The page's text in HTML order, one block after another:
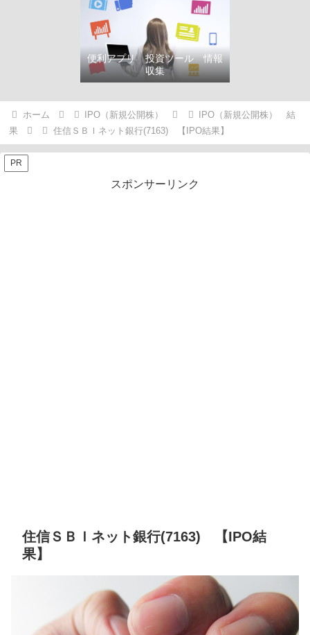
便利アプリ 投資ツール 情報
収集
ホーム IPO（新規公開株）
IPO（新規公開株） 結
果
住信ＳＢＩネット銀行(7163) 【IPO結果】
PR
スポンサーリンク
住信ＳＢＩネット銀行(7163) 【IPO結
果】